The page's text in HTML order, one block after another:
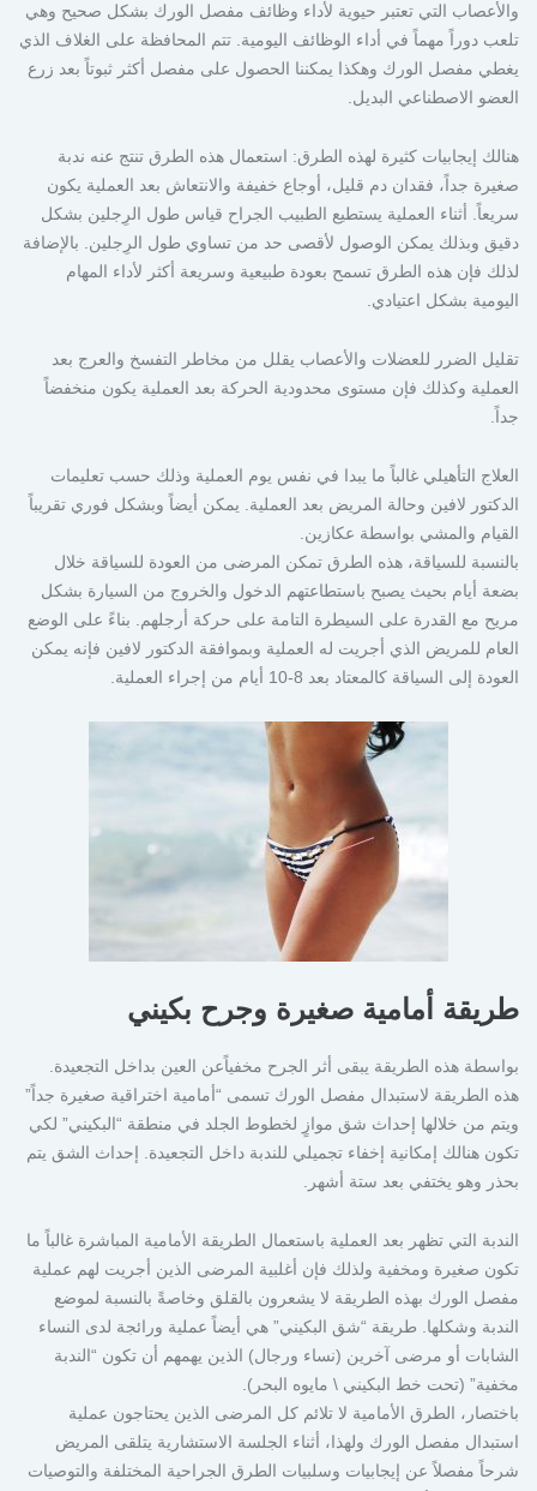
والأعصاب التي تعتبر حيوية لأداء وظائف مفصل الورك بشكل صحيح وهي
تلعب دوراً مهماً في أداء الوظائف اليومية. تتم المحافظة على الغلاف الذي
يغطي مفصل الورك وهكذا يمكننا الحصول على مفصل أكثر ثبوتاً بعد زرع
العضو الاصطناعي البديل.
هنالك إيجابيات كثيرة لهذه الطرق: استعمال هذه الطرق تنتج عنه ندبة
صغيرة جداً، فقدان دم قليل، أوجاع خفيفة والانتعاش بعد العملية يكون
سريعاً. أثناء العملية يستطيع الطبيب الجراح قياس طول الرِجلين بشكل
دقيق وبذلك يمكن الوصول لأقصى حد من تساوي طول الرِجلين. بالإضافة
لذلك فإن هذه الطرق تسمح بعودة طبيعية وسريعة أكثر لأداء المهام
اليومية بشكل اعتيادي.
تقليل الضرر للعضلات والأعصاب يقلل من مخاطر التفسخ والعرج بعد
العملية وكذلك فإن مستوى محدودية الحركة بعد العملية يكون منخفضاً
جداً.
العلاج التأهيلي غالباً ما يبدا في نفس يوم العملية وذلك حسب تعليمات
الدكتور لافين وحالة المريض بعد العملية. يمكن أيضاً وبشكل فوري تقريباً
القيام والمشي بواسطة عكازين.
بالنسبة للسياقة، هذه الطرق تمكن المرضى من العودة للسياقة خلال
بضعة أيام بحيث يصبح باستطاعتهم الدخول والخروج من السيارة بشكل
مريح مع القدرة على السيطرة التامة على حركة أرجلهم. بناءً على الوضع
العام للمريض الذي أجريت له العملية وبموافقة الدكتور لافين فإنه يمكن
العودة إلى السياقة كالمعتاد بعد 8-10 أيام من إجراء العملية.
طريقة أمامية صغيرة وجرح بكيني
بواسطة هذه الطريقة يبقى أثر الجرح مخفياًعن العين بداخل التجعيدة.
هذه الطريقة لاستبدال مفصل الورك تسمى “أمامية اختراقية صغيرة جداً”
ويتم من خلالها إحداث شق موازٍ لخطوط الجلد في منطقة “البكيني” لكي
تكون هنالك إمكانية إخفاء تجميلي للندبة داخل التجعيدة. إحداث الشق يتم
بحذر وهو يختفي بعد ستة أشهر.
الندبة التي تظهر بعد العملية باستعمال الطريقة الأمامية المباشرة غالباً ما
تكون صغيرة ومخفية ولذلك فإن أغلبية المرضى الذين أجريت لهم عملية
مفصل الورك بهذه الطريقة لا يشعرون بالقلق وخاصةً بالنسبة لموضع
الندبة وشكلها. طريقة “شق البكيني” هي أيضاً عملية ورائجة لدى النساء
الشابات أو مرضى آخرين (نساء ورجال) الذين يهمهم أن تكون “الندبة
مخفية” (تحت خط البكيني \ مايوه البحر).
باختصار، الطرق الأمامية لا تلائم كل المرضى الذين يحتاجون عملية
استبدال مفصل الورك ولهذا، أثناء الجلسة الاستشارية يتلقى المريض
شرحاً مفصلاً عن إيجابيات وسلبيات الطرق الجراحية المختلفة والتوصيات